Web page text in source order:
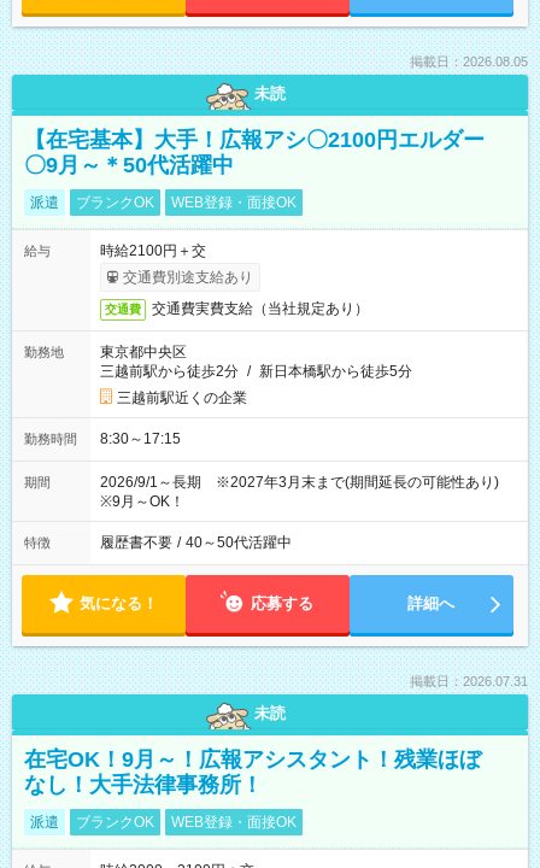
掲載日：2026.08.05
未読
【在宅基本】大手！広報アシ〇2100円エルダー
〇9月～＊50代活躍中
派遣 ブランクOK WEB登録・面接OK
給与
時給2100円＋交
交通費別途支給あり
交通費 交通費実費支給（当社規定あり）
勤務地
東京都中央区
三越前駅から徒歩2分 / 新日本橋駅から徒歩5分
三越前駅近くの企業
勤務時間 8:30～17:15
期間
2026/9/1～長期 ※2027年3月末まで(期間延長の可能性あり)
※9月～OK！
特徴 履歴書不要 / 40～50代活躍中
気になる！ 応募する 詳細へ
掲載日：2026.07.31
未読
在宅OK！9月～！広報アシスタント！残業ほぼ
なし！大手法律事務所！
派遣 ブランクOK WEB登録・面接OK